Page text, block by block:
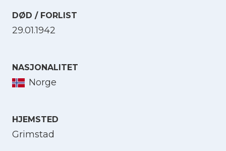
DØD / FORLIST
29.01.1942
NASJONALITET
Norge
HJEMSTED
Grimstad
Velg språk